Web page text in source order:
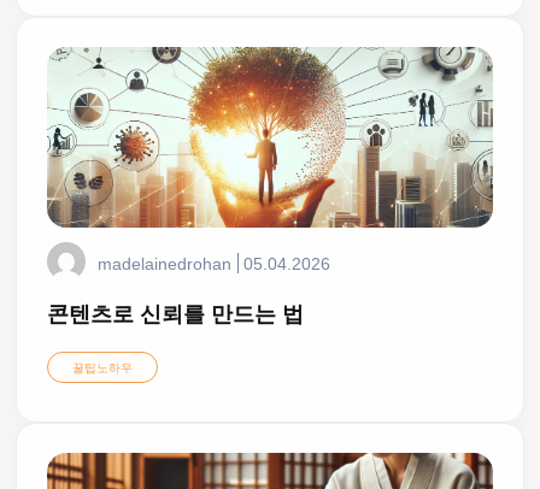
madelainedrohan 05.04.2026
콘텐츠로 신뢰를 만드는 법
꿀팁노하우